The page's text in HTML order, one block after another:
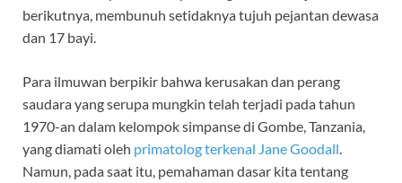
berikutnya, membunuh setidaknya tujuh pejantan dewasa
dan 17 bayi.
Para ilmuwan berpikir bahwa kerusakan dan perang
saudara yang serupa mungkin telah terjadi pada tahun
1970-an dalam kelompok simpanse di Gombe, Tanzania,
yang diamati oleh primatolog terkenal Jane Goodall.
Namun, pada saat itu, pemahaman dasar kita tentang